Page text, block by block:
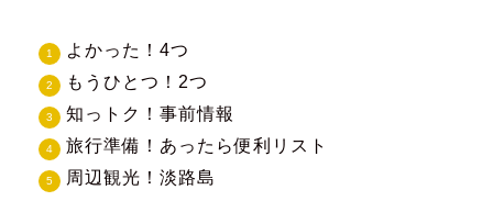
よかった！4つ
もうひとつ！2つ
知っトク！事前情報
旅行準備！あったら便利リスト
周辺観光！淡路島